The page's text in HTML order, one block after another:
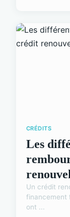
CRÉDITS
Les
Un crédit
financement
ont ...